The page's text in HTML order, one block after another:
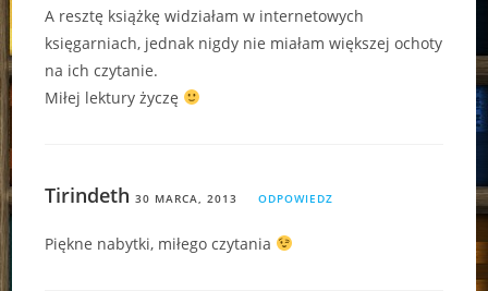
A resztę książkę widziałam w internetowych
księgarniach, jednak nigdy nie miałam większej ochoty
na ich czytanie.
Miłej lektury życzę
Tirindeth 30 MARCA, 2013 ODPOWIEDZ
Piękne nabytki, miłego czytania